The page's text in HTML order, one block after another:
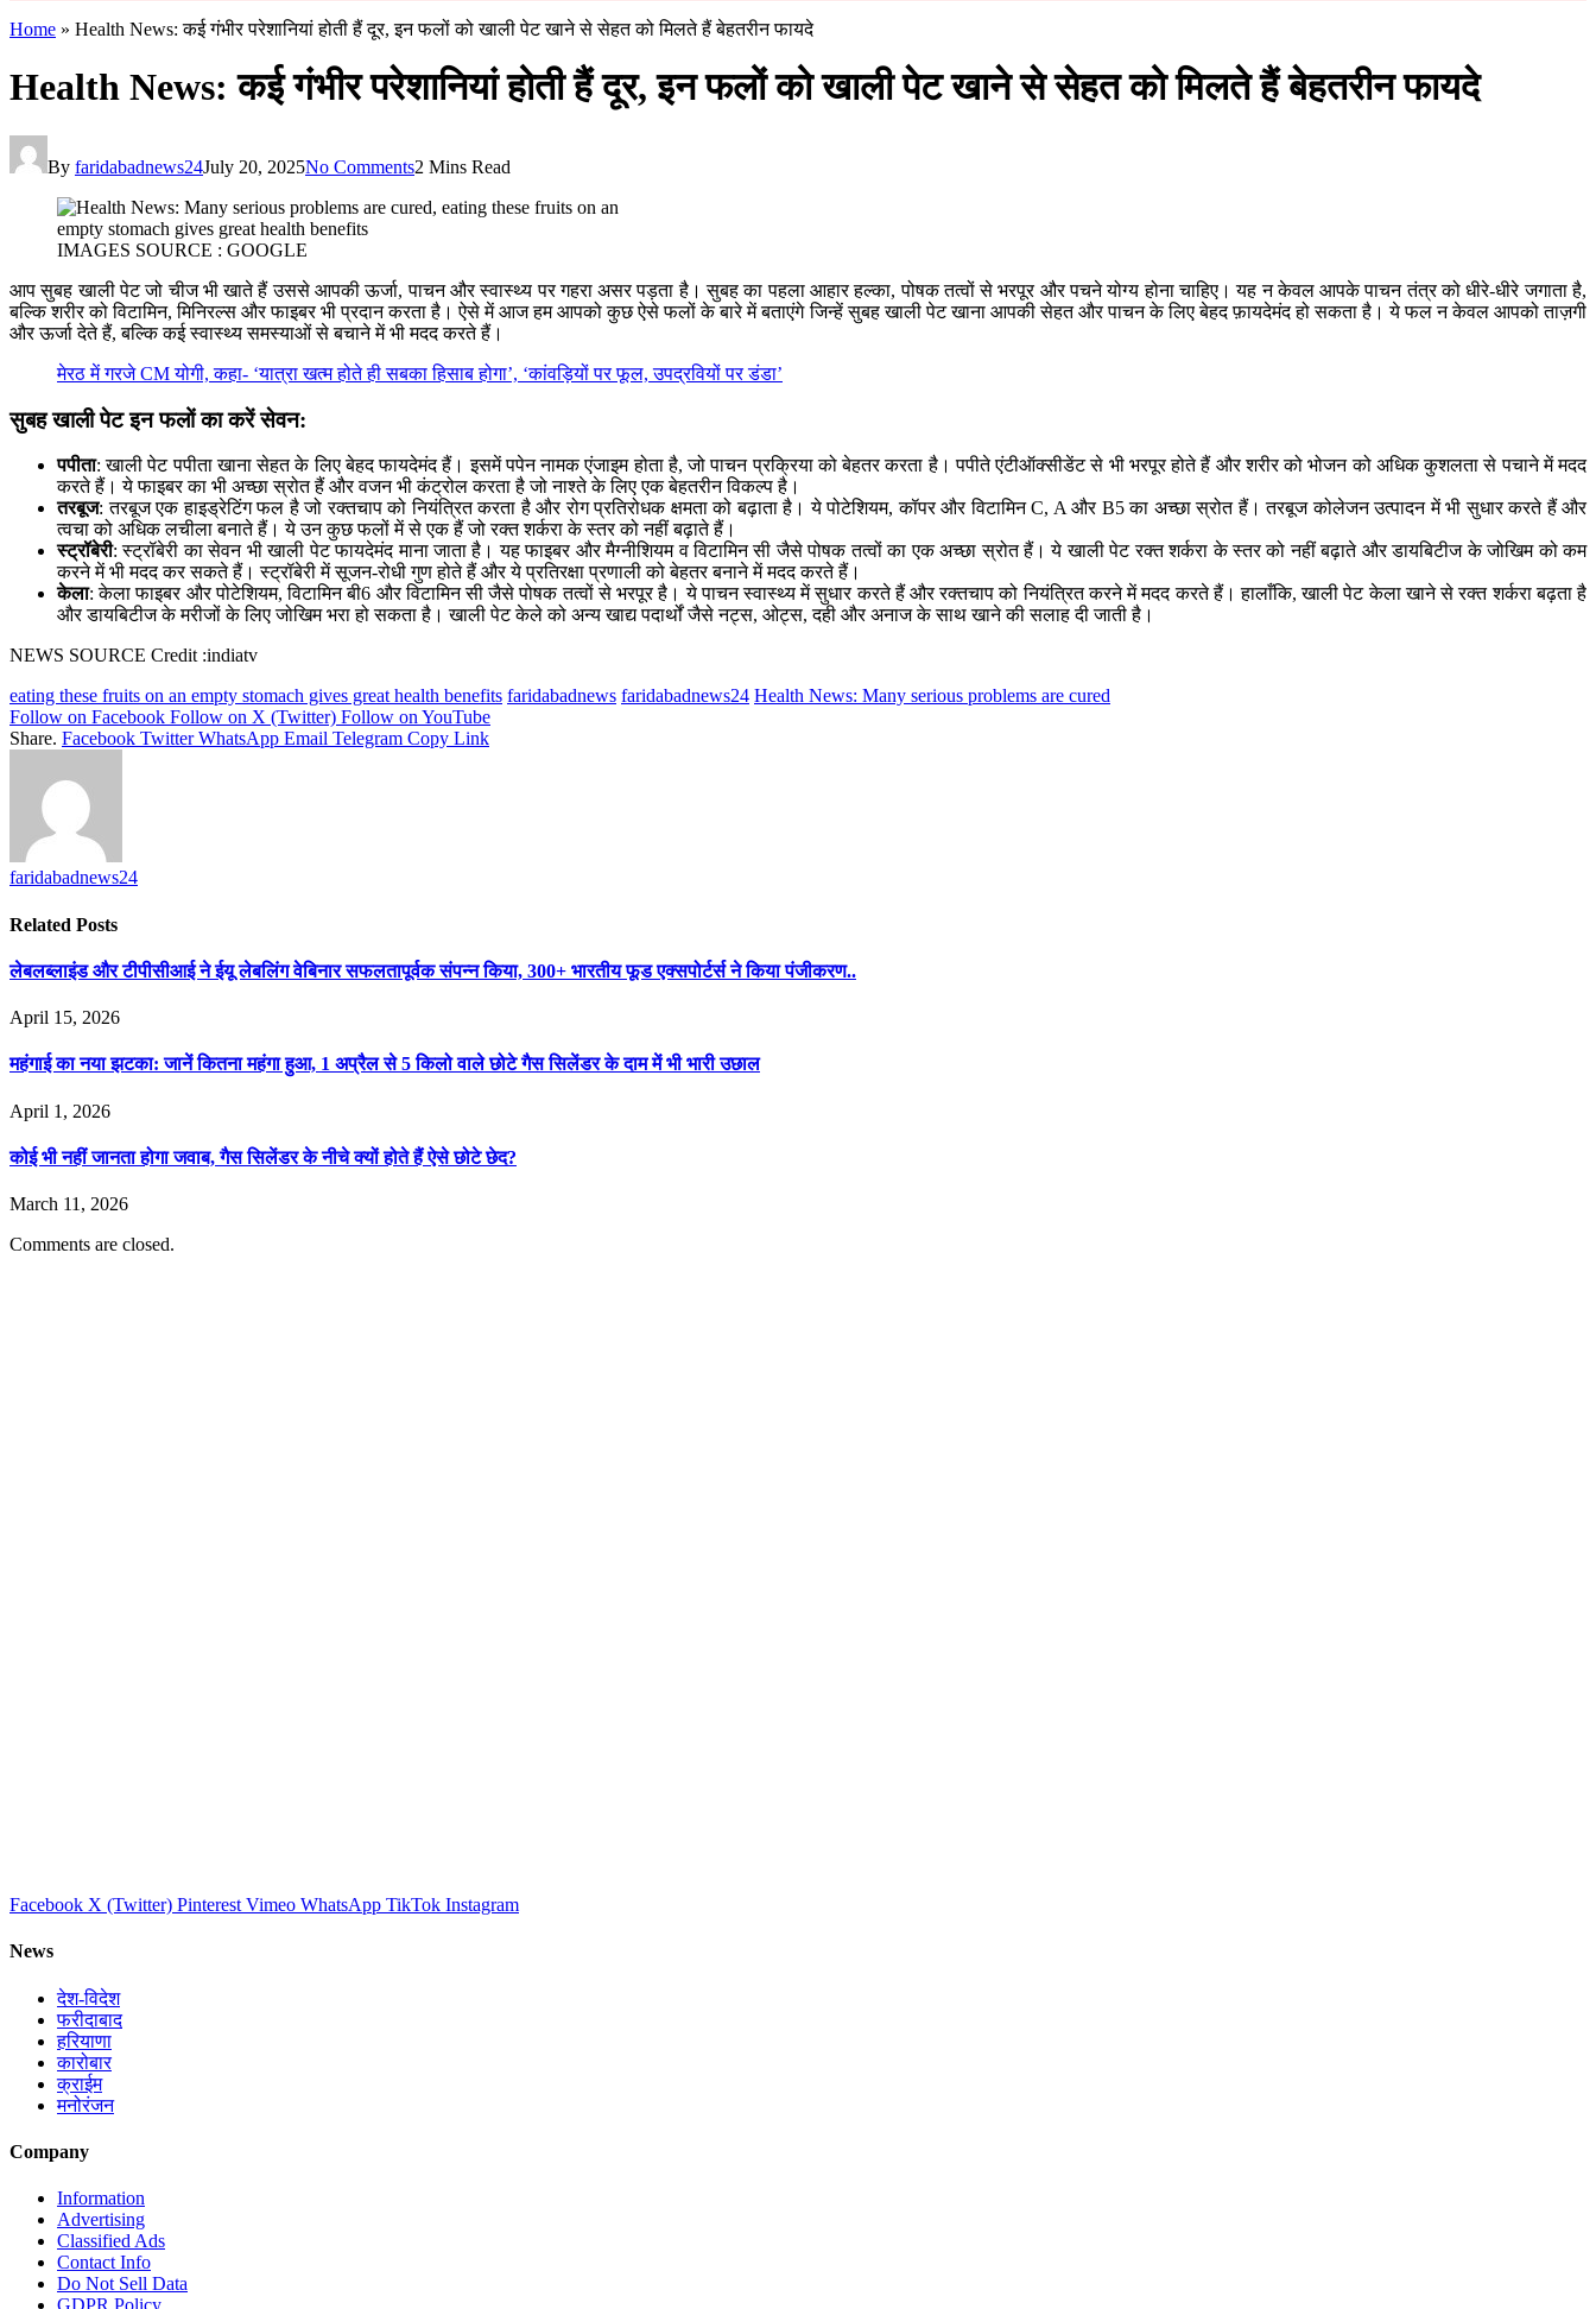
Home » Health News: कई गंभीर परेशानियां होती हैं दूर, इन फलों को खाली पेट खाने से सेहत को मिलते हैं बेहतरीन फायदे
Health News: कई गंभीर परेशानियां होती हैं दूर, इन फलों को खाली पेट खाने से सेहत को मिलते हैं बेहतरीन फायदे
By faridabadnews24July 20, 2025No Comments2 Mins Read
IMAGES SOURCE : GOOGLE
आप सुबह खाली पेट जो चीज भी खाते हैं उससे आपकी ऊर्जा, पाचन और स्वास्थ्य पर गहरा असर पड़ता है। सुबह का पहला आहार हल्का, पोषक तत्वों से भरपूर और पचने योग्य होना चाहिए। यह न केवल आपके पाचन तंत्र को धीरे-धीरे जगाता है,
बल्कि शरीर को विटामिन, मिनिरल्स और फाइबर भी प्रदान करता है। ऐसे में आज हम आपको कुछ ऐसे फलों के बारे में बताएंगे जिन्हें सुबह खाली पेट खाना आपकी सेहत और पाचन के लिए बेहद फ़ायदेमंद हो सकता है। ये फल न केवल आपको ताज़गी
और ऊर्जा देते हैं, बल्कि कई स्वास्थ्य समस्याओं से बचाने में भी मदद करते हैं।
मेरठ में गरजे CM योगी, कहा- ‘यात्रा खत्म होते ही सबका हिसाब होगा’, ‘कांवड़ियों पर फूल, उपद्रवियों पर डंडा’
सुबह खाली पेट इन फलों का करें सेवन:
पपीता: खाली पेट पपीता खाना सेहत के लिए बेहद फायदेमंद हैं। इसमें पपेन नामक एंजाइम होता है, जो पाचन प्रक्रिया को बेहतर करता है। पपीते एंटीऑक्सीडेंट से भी भरपूर होते हैं और शरीर को भोजन को अधिक कुशलता से पचाने में मदद
करते हैं। ये फाइबर का भी अच्छा स्रोत हैं और वजन भी कंट्रोल करता है जो नाश्ते के लिए एक बेहतरीन विकल्प है।
तरबूज: तरबूज एक हाइड्रेटिंग फल है जो रक्तचाप को नियंत्रित करता है और रोग प्रतिरोधक क्षमता को बढ़ाता है। ये पोटेशियम, कॉपर और विटामिन C, A और B5 का अच्छा स्रोत हैं। तरबूज कोलेजन उत्पादन में भी सुधार करते हैं और
त्वचा को अधिक लचीला बनाते हैं। ये उन कुछ फलों में से एक हैं जो रक्त शर्करा के स्तर को नहीं बढ़ाते हैं।
स्ट्रॉबेरी: स्ट्रॉबेरी का सेवन भी खाली पेट फायदेमंद माना जाता है। यह फाइबर और मैग्नीशियम व विटामिन सी जैसे पोषक तत्वों का एक अच्छा स्रोत हैं। ये खाली पेट रक्त शर्करा के स्तर को नहीं बढ़ाते और डायबिटीज के जोखिम को कम
करने में भी मदद कर सकते हैं। स्ट्रॉबेरी में सूजन-रोधी गुण होते हैं और ये प्रतिरक्षा प्रणाली को बेहतर बनाने में मदद करते हैं।
केला: केला फाइबर और पोटेशियम, विटामिन बी6 और विटामिन सी जैसे पोषक तत्वों से भरपूर है। ये पाचन स्वास्थ्य में सुधार करते हैं और रक्तचाप को नियंत्रित करने में मदद करते हैं। हालाँकि, खाली पेट केला खाने से रक्त शर्करा बढ़ता है
और डायबिटीज के मरीजों के लिए जोखिम भरा हो सकता है। खाली पेट केले को अन्य खाद्य पदार्थों जैसे नट्स, ओट्स, दही और अनाज के साथ खाने की सलाह दी जाती है।
NEWS SOURCE Credit :indiatv
eating these fruits on an empty stomach gives great health benefits faridabadnews faridabadnews24 Health News: Many serious problems are cured
Follow on Facebook Follow on X (Twitter) Follow on YouTube
Share. Facebook Twitter WhatsApp Email Telegram Copy Link
faridabadnews24
Related Posts
लेबलब्लाइंड और टीपीसीआई ने ईयू लेबलिंग वेबिनार सफलतापूर्वक संपन्न किया, 300+ भारतीय फूड एक्सपोर्टर्स ने किया पंजीकरण..
April 15, 2026
महंगाई का नया झटका: जानें कितना महंगा हुआ, 1 अप्रैल से 5 किलो वाले छोटे गैस सिलेंडर के दाम में भी भारी उछाल
April 1, 2026
कोई भी नहीं जानता होगा जवाब, गैस सिलेंडर के नीचे क्यों होते हैं ऐसे छोटे छेद?
March 11, 2026
Comments are closed.
Facebook X (Twitter) Pinterest Vimeo WhatsApp TikTok Instagram
News
देश-विदेश
फरीदाबाद
हरियाणा
कारोबार
क्राईम
मनोरंजन
Company
Information
Advertising
Classified Ads
Contact Info
Do Not Sell Data